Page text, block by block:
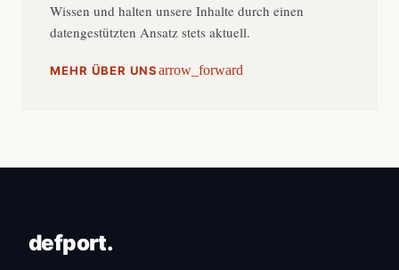
Wissen und halten unsere Inhalte durch einen
datengestützten Ansatz stets aktuell.
MEHR ÜBER UNSarrow_forward
defport.